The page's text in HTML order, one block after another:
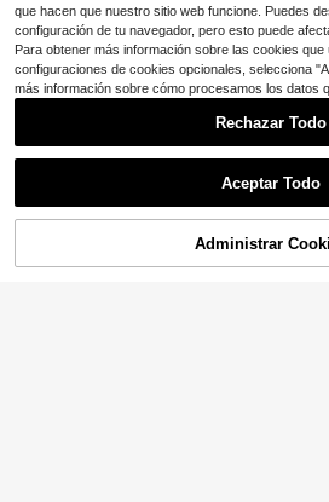
AÑADIR
que hacen que nuestro sitio web funcione. Puedes
configuración de tu navegador, pero esto puede
Para obtener más información sobre las cookies
configuraciones de cookies opcionales, selecciona
más información sobre cómo procesamos los datos
Rechazar Todo
Aceptar Todo
Administrar